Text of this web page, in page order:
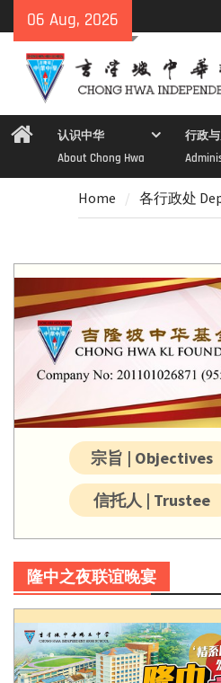
to
content
06 Aug, 2026
Home认识中华
About Chong Hwa
行政
Home 各行政处
宗旨 | Objectives
信托人 | Trustee
隆中之夜联谊晚宴